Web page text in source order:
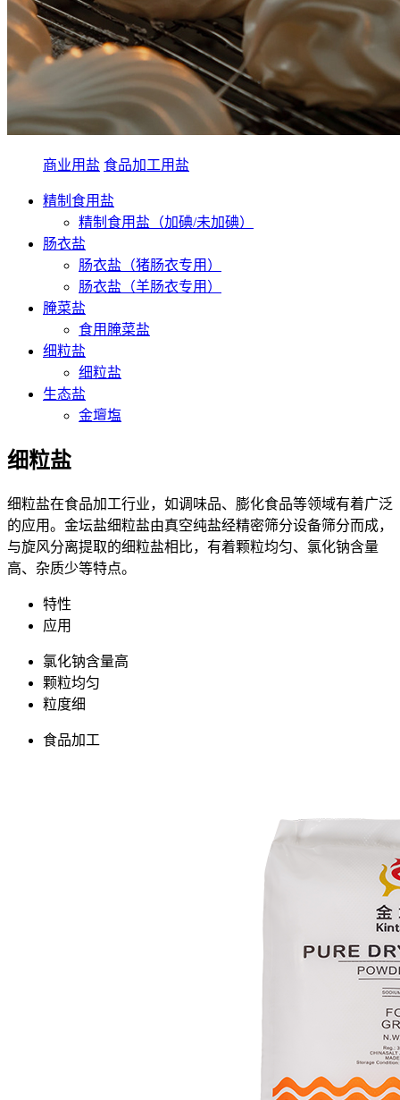
商业用盐 食品加工用盐
精制食用盐
精制食用盐（加碘/未加碘）
肠衣盐
肠衣盐（猪肠衣专用）
肠衣盐（羊肠衣专用）
腌菜盐
食用腌菜盐
细粒盐
细粒盐
生态盐
金壇塩
细粒盐
细粒盐在食品加工行业，如调味品、膨化食品等领域有着广泛
的应用。金坛盐细粒盐由真空纯盐经精密筛分设备筛分而成，
与旋风分离提取的细粒盐相比，有着颗粒均匀、氯化钠含量
高、杂质少等特点。
特性
应用
氯化钠含量高
颗粒均匀
粒度细
食品加工